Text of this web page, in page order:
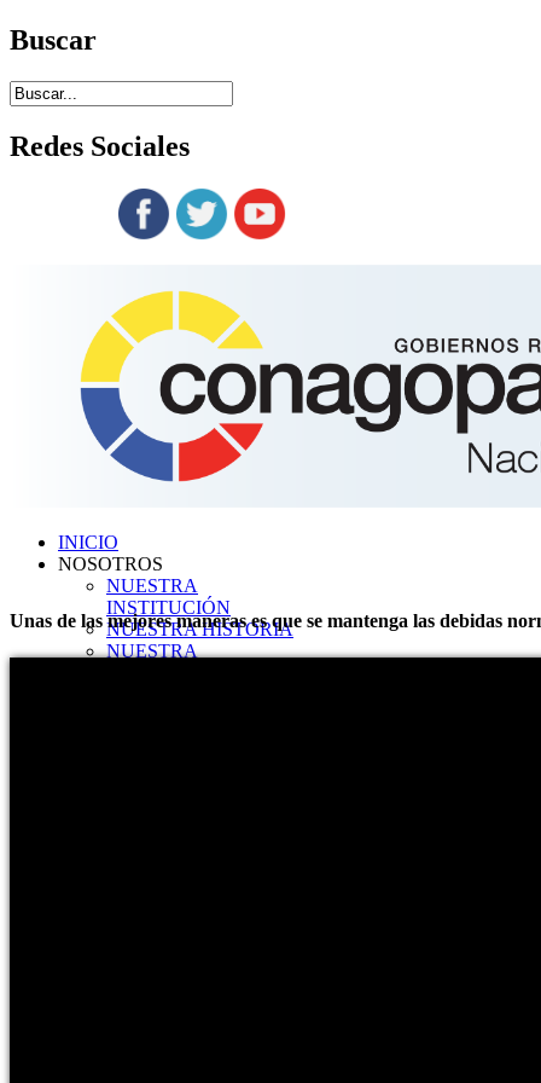
Buscar
Redes Sociales
INICIO
NOSOTROS
NUESTRA
INSTITUCIÓN
NUESTRA HISTORIA
NUESTRA
Unas de las mejores maneras es que se mantenga las debidas